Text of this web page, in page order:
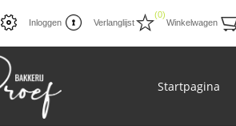
Inloggen Verlanglijst
(0)
Winkelwagen
Startpagina